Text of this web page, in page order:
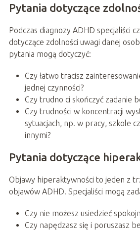
Pytania dotyczące
Podczas diagnozy ADHD specjaliści
dotyczące zdolności uwagi danej
pytania mogą dotyczyć:
Czy łatwo tracisz
jednej czynności?
Czy trudno ci skończyć zadanie
Czy trudności w koncentracji
sytuacjach, np. w pracy, szkole
innymi?
Pytania dotyczące
Objawy hiperaktywności to jeden z
objawów ADHD. Specjaliści mogą
Czy nie możesz usiedzieć
Czy napędzasz się i poruszasz